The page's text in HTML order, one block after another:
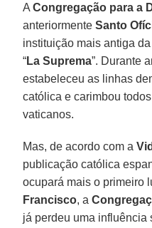
ACongregação para a
anteriormenteSanto
instituição mais antiga
“La Suprema”. Durante
estabeleceu as linhas
católica e carimbou
vaticanos.
Mas, de acordo com a
publicação católica
ocupará mais o primeiro
Francisco, a
já perdeu uma influência